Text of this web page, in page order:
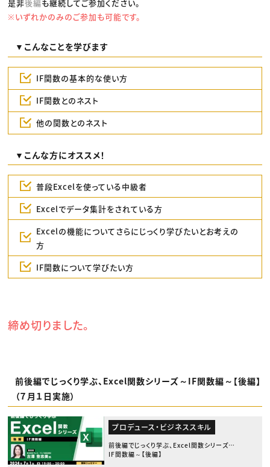
是非後編も継続してご参加ください。
※いずれかのみのご参加も可能です。
▼こんなことを学びます
IF関数の基本的な使い方
IF関数とのネスト
他の関数とのネスト
▼こんな方にオススメ！
普段Excelを使っている中級者
Excelでデータ集計をされている方
Excelの機能についてさらにじっくり学びたいとお考えの
方
IF関数について学びたい方
締め切りました。
前後編でじっくり学ぶ、Excel関数シリーズ～IF関数編～【後編】
（７月１日実施）
プロデュース・ビジネススキル
前後編でじっくり学ぶ、Excel関数シリーズ～
IF関数編～【後編】